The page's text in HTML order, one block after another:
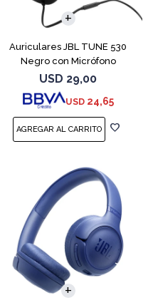
Auriculares JBL TUNE 530
Negro con Micrófono
USD 29,00
USD 24,65